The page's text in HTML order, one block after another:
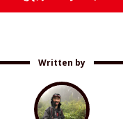
Written by